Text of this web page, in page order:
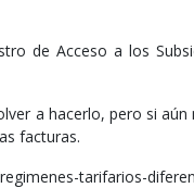
de Acceso a los
a hacerlo, pero si
facturas.
tarifarios-